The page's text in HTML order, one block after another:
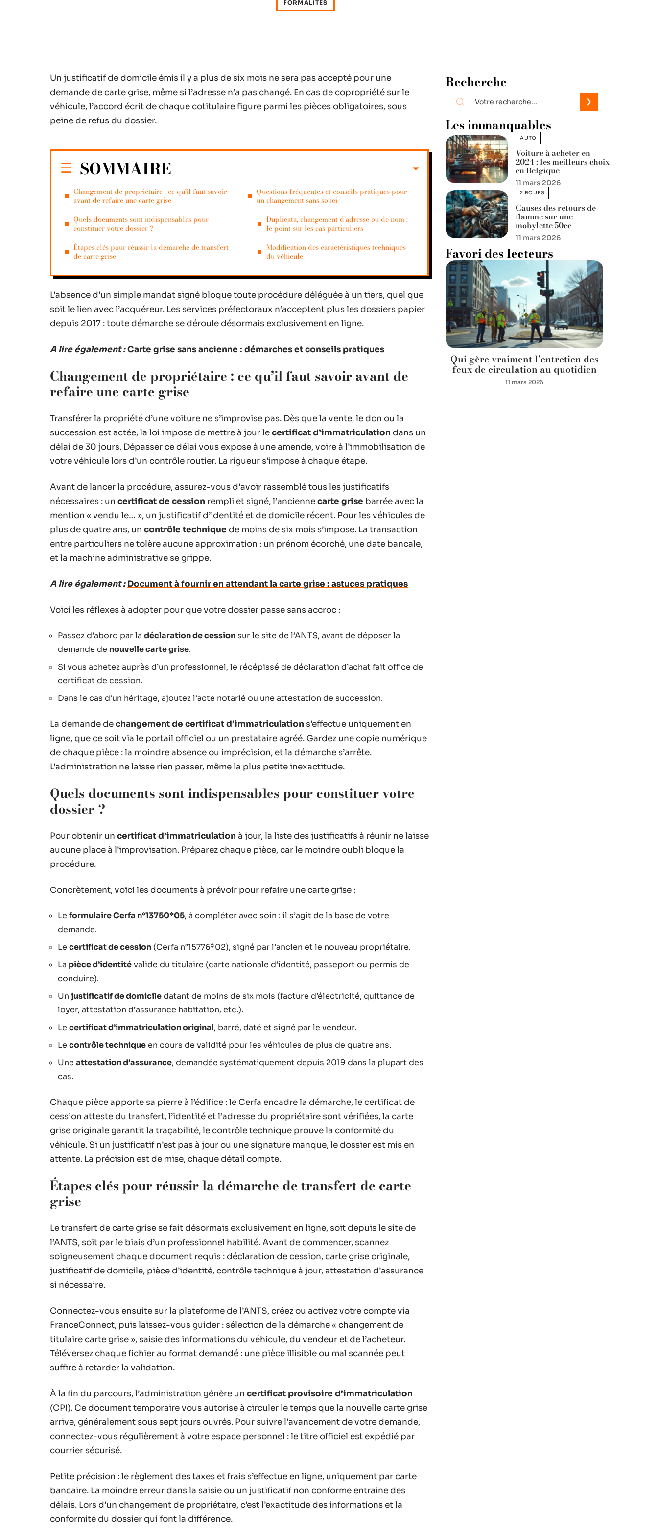
FORMALITÉS
Un justificatif de domicile émis il y a plus de six mois ne sera pas accepté pour une
demande de carte grise, même si l’adresse n’a pas changé. En cas de copropriété sur le
véhicule, l’accord écrit de chaque cotitulaire figure parmi les pièces obligatoires, sous
peine de refus du dossier.
SOMMAIRE
Changement de propriétaire : ce qu’il faut savoir
avant de refaire une carte grise
Quels documents sont indispensables pour
constituer votre dossier ?
Étapes clés pour réussir la démarche de transfert
de carte grise
Questions fréquentes et conseils pratiques pour
un changement sans souci
Duplicata, changement d’adresse ou de nom :
le point sur les cas particuliers
Modification des caractéristiques techniques
du véhicule
L’absence d’un simple mandat signé bloque toute procédure déléguée à un tiers, quel que
soit le lien avec l’acquéreur. Les services préfectoraux n’acceptent plus les dossiers papier
depuis 2017 : toute démarche se déroule désormais exclusivement en ligne.
A lire également :Carte grise sans ancienne : démarches et conseils pratiques
Changement de propriétaire : ce qu’il faut savoir avant de
refaire une carte grise
Transférer la propriété d’une voiture ne s’improvise pas. Dès que la vente, le don ou la
succession est actée, la loi impose de mettre à jour lecertificat d’immatriculation dans un
délai de 30 jours. Dépasser ce délai vous expose à une amende, voire à l’immobilisation de
votre véhicule lors d’un contrôle routier. La rigueur s’impose à chaque étape.
Avant de lancer la procédure, assurez-vous d’avoir rassemblé tous les justificatifs
nécessaires : un certificat de cession rempli et signé, l’anciennecarte grise barrée avec la
mention « vendu le… », un justificatif d’identité et de domicile récent. Pour les véhicules de
plus de quatre ans, un contrôle technique de moins de six mois s’impose. La transaction
entre particuliers ne tolère aucune approximation : un prénom écorché, une date bancale,
et la machine administrative se grippe.
A lire également : Document à fournir en attendant la carte grise : astuces pratiques
Voici les réflexes à adopter pour que votre dossier passe sans accroc :
Passez d’abord par la déclaration de cession sur le site de l’ANTS, avant de déposer la
demande de nouvelle carte grise.
Si vous achetez auprès d’un professionnel, le récépissé de déclaration d’achat fait office de
certificat de cession.
Dans le cas d’un héritage, ajoutez l’acte notarié ou une attestation de succession.
La demande dechangement de certificat d’immatriculation s’effectue uniquement en
ligne, que ce soit via le portail officiel ou un prestataire agréé. Gardez une copie numérique
de chaque pièce : la moindre absence ou imprécision, et la démarche s’arrête.
L’administration ne laisse rien passer, même la plus petite inexactitude.
Quels documents sont indispensables pour constituer votre
dossier ?
Pour obtenir un certificat d’immatriculation à jour, la liste des justificatifs à réunir ne laisse
aucune place à l’improvisation. Préparez chaque pièce, car le moindre oubli bloque la
procédure.
Concrètement, voici les documents à prévoir pour refaire une carte grise :
Le formulaire Cerfa n°13750*05, à compléter avec soin : il s’agit de la base de votre
demande.
Le certificat de cession (Cerfa n°15776*02), signé par l’ancien et le nouveau propriétaire.
La pièce d’identitévalide du titulaire (carte nationale d’identité, passeport ou permis de
conduire).
Un justificatif de domiciledatant de moins de six mois (facture d’électricité, quittance de
loyer, attestation d’assurance habitation, etc.).
Le certificat d’immatriculation original, barré, daté et signé par le vendeur.
Le contrôle techniqueen cours de validité pour les véhicules de plus de quatre ans.
Une attestation d’assurance, demandée systématiquement depuis 2019 dans la plupart des
cas.
Chaque pièce apporte sa pierre à l’édifice : le Cerfa encadre la démarche, le certificat de
cession atteste du transfert, l’identité et l’adresse du propriétaire sont vérifiées, la carte
grise originale garantit la traçabilité, le contrôle technique prouve la conformité du
véhicule. Si un justificatif n’est pas à jour ou une signature manque, le dossier est mis en
attente. La précision est de mise, chaque détail compte.
Étapes clés pour réussir la démarche de transfert de carte
grise
Le transfert de carte grise se fait désormais exclusivement en ligne, soit depuis le site de
l’ANTS, soit par le biais d’un professionnel habilité. Avant de commencer, scannez
soigneusement chaque document requis : déclaration de cession, carte grise originale,
justificatif de domicile, pièce d’identité, contrôle technique à jour, attestation d’assurance
si nécessaire.
Connectez-vous ensuite sur la plateforme de l’ANTS, créez ou activez votre compte via
FranceConnect, puis laissez-vous guider : sélection de la démarche « changement de
titulaire carte grise », saisie des informations du véhicule, du vendeur et de l’acheteur.
Téléversez chaque fichier au format demandé : une pièce illisible ou mal scannée peut
suffire à retarder la validation.
À la fin du parcours, l’administration génère un certificat provisoire d’immatriculation
(CPI). Ce document temporaire vous autorise à circuler le temps que la nouvelle carte grise
arrive, généralement sous sept jours ouvrés. Pour suivre l’avancement de votre demande,
connectez-vous régulièrement à votre espace personnel : le titre officiel est expédié par
courrier sécurisé.
Petite précision : le règlement des taxes et frais s’effectue en ligne, uniquement par carte
bancaire. La moindre erreur dans la saisie ou un justificatif non conforme entraîne des
délais. Lors d’un changement de propriétaire, c’est l’exactitude des informations et la
conformité du dossier qui font la différence.
Recherche
Les immanquables
AUTO
Voiture à acheter en
2024 : les meilleurs choix
en Belgique
11 mars 2026
2 ROUES
Causes des retours de
flamme sur une
mobylette 50cc
11 mars 2026
Favori des lecteurs
Qui gère vraiment l’entretien des
feux de circulation au quotidien
11 mars 2026